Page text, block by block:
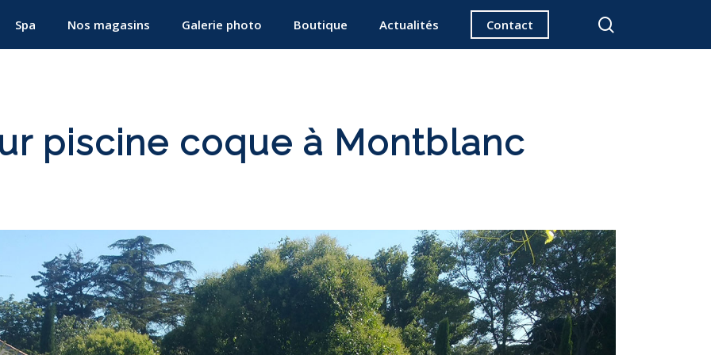
Spa Nos magasins Galerie photo Boutique Actualités Contact
piscine coque à Montblanc